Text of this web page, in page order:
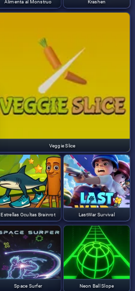
Alimenta al Monstruo Krashen
Veggie Slice
Estrellas Ocultas Brainrot LastWar Survival
Space Surfer Neon Ball Slope